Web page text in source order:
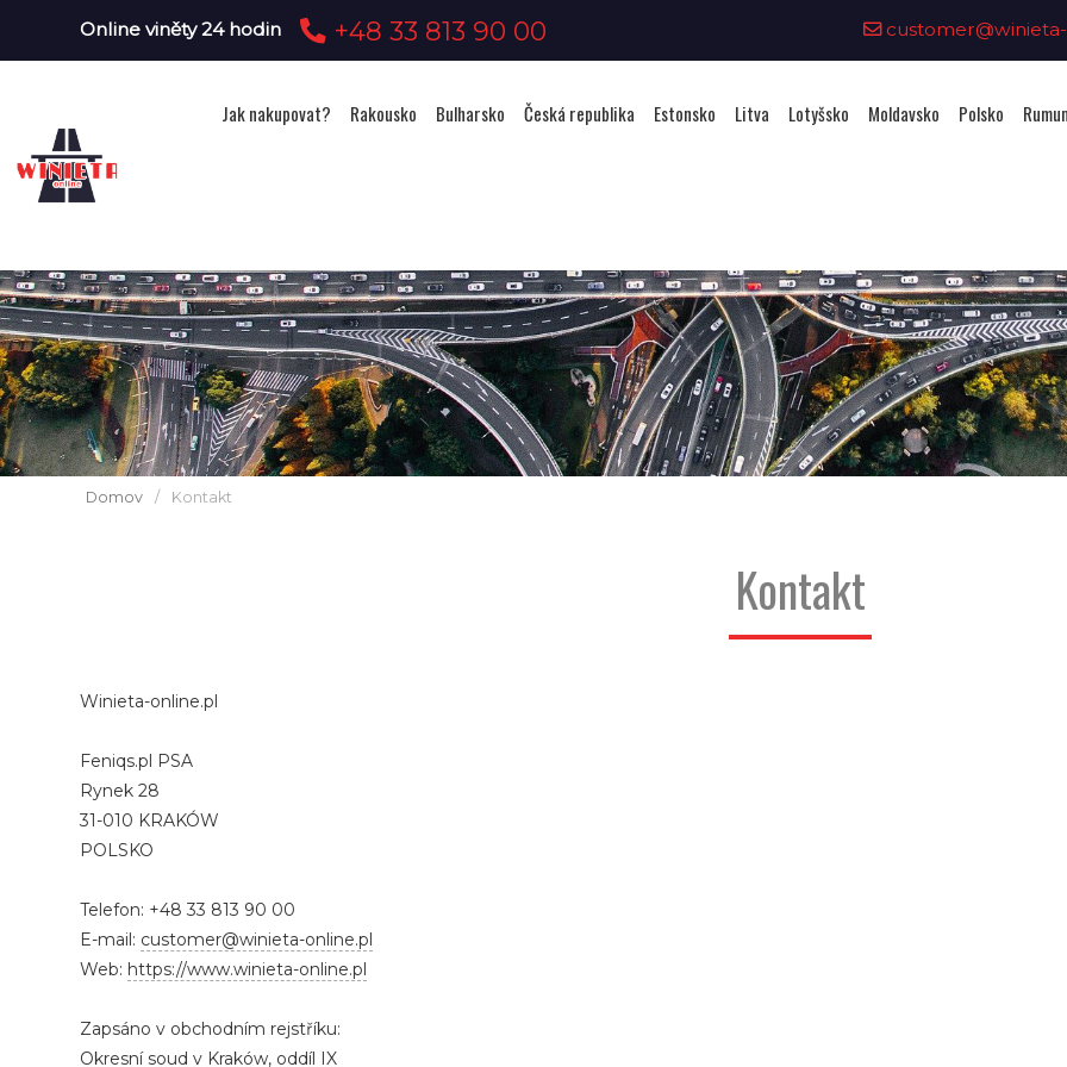
Online viněty 24 hodin +48 33 813 90 00
Jak nakupovat? Rakousko Bulharsko Česká republika Estonsko Litva Lotyšsko Moldavsko Polsko
Domov / Kontakt
Kontakt
Winieta-online.pl
Feniqs.pl PSA
Rynek 28
31-010 KRAKÓW
POLSKO
Telefon: +48 33 813 90 00
E-mail: customer@winieta-online.pl
Web: https://www.winieta-online.pl
Zapsáno v obchodním rejstříku:
Okresní soud v Kraków, oddíl IX